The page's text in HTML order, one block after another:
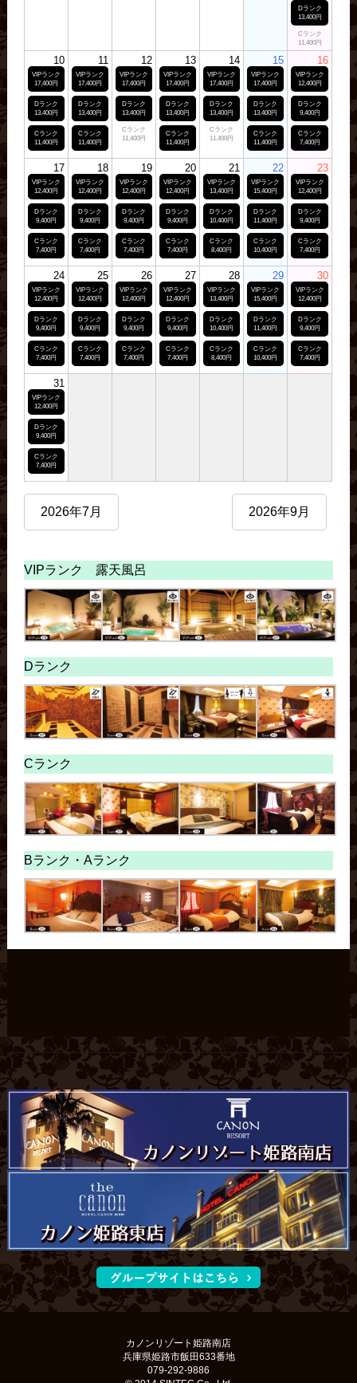
Dランク
13,400円
Cランク
11,400円
10
VIPランク
17,400円
Dランク
13,400円
Cランク
11,400円
11
VIPランク
17,400円
Dランク
13,400円
Cランク
11,400円
12
VIPランク
17,400円
Dランク
13,400円
Cランク
11,400円
13
VIPランク
17,400円
Dランク
13,400円
Cランク
11,400円
14
VIPランク
17,400円
Dランク
13,400円
Cランク
11,400円
15
VIPランク
17,400円
Dランク
13,400円
Cランク
11,400円
16
VIPランク
12,400円
Dランク
9,400円
Cランク
7,400円
17
VIPランク
12,400円
Dランク
9,400円
Cランク
7,400円
18
VIPランク
12,400円
Dランク
9,400円
Cランク
7,400円
19
VIPランク
12,400円
Dランク
9,400円
Cランク
7,400円
20
VIPランク
12,400円
Dランク
9,400円
Cランク
7,400円
21
VIPランク
13,400円
Dランク
10,400円
Cランク
8,400円
22
VIPランク
15,400円
Dランク
11,400円
Cランク
10,400円
23
VIPランク
12,400円
Dランク
9,400円
Cランク
7,400円
24
VIPランク
12,400円
Dランク
9,400円
Cランク
7,400円
25
VIPランク
12,400円
Dランク
9,400円
Cランク
7,400円
26
VIPランク
12,400円
Dランク
9,400円
Cランク
7,400円
27
VIPランク
12,400円
Dランク
9,400円
Cランク
7,400円
28
VIPランク
13,400円
Dランク
10,400円
Cランク
8,400円
29
VIPランク
15,400円
Dランク
11,400円
Cランク
10,400円
30
VIPランク
12,400円
Dランク
9,400円
Cランク
7,400円
31
VIPランク
12,400円
Dランク
9,400円
Cランク
7,400円
2026年7月 2026年9月
VIPランク 露天風呂
Dランク
Cランク
Bランク・Aランク
カノンリゾート姫路南店
兵庫県姫路市飯田633番地
079-292-9886